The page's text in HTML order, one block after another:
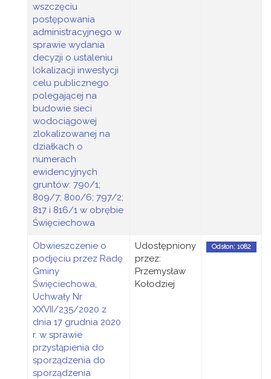
wszczęciu
postępowania
administracyjnego w
sprawie wydania
decyzji o ustaleniu
lokalizacji inwestycji
celu publicznego
polegającej na
budowie sieci
wodociągowej
zlokalizowanej na
działkach o
numerach
ewidencyjnych
gruntów: 790/1;
809/7; 800/6; 797/2;
817 i 816/1 w obrębie
Święciechowa
Obwieszczenie o
podjęciu przez Radę
Gminy
Święciechowa,
Uchwały Nr
XXVII/235/2020 z
dnia 17 grudnia 2020
r. w sprawie
przystąpienia do
sporządzenia do
sporządzenia
Udostępniony
przez:
Przemysław
Kołodziej
Odsłon: 1082